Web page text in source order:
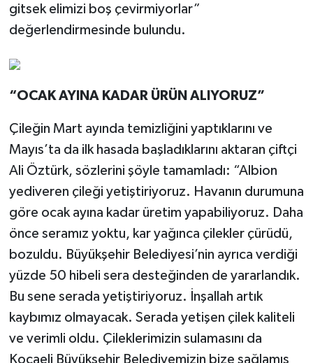
gitsek elimizi boş çevirmiyorlar”
değerlendirmesinde bulundu.
“OCAK AYINA KADAR ÜRÜN ALIYORUZ”
Çileğin Mart ayında temizliğini yaptıklarını ve
Mayıs’ta da ilk hasada başladıklarını aktaran çiftçi
Ali Öztürk, sözlerini şöyle tamamladı: “Albion
yediveren çileği yetiştiriyoruz. Havanın durumuna
göre ocak ayına kadar üretim yapabiliyoruz. Daha
önce seramız yoktu, kar yağınca çilekler çürüdü,
bozuldu. Büyükşehir Belediyesi’nin ayrıca verdiği
yüzde 50 hibeli sera desteğinden de yararlandık.
Bu sene serada yetiştiriyoruz. İnşallah artık
kaybımız olmayacak. Serada yetişen çilek kaliteli
ve verimli oldu. Çileklerimizin sulamasını da
Kocaeli Büyükşehir Belediyemizin bize sağlamış